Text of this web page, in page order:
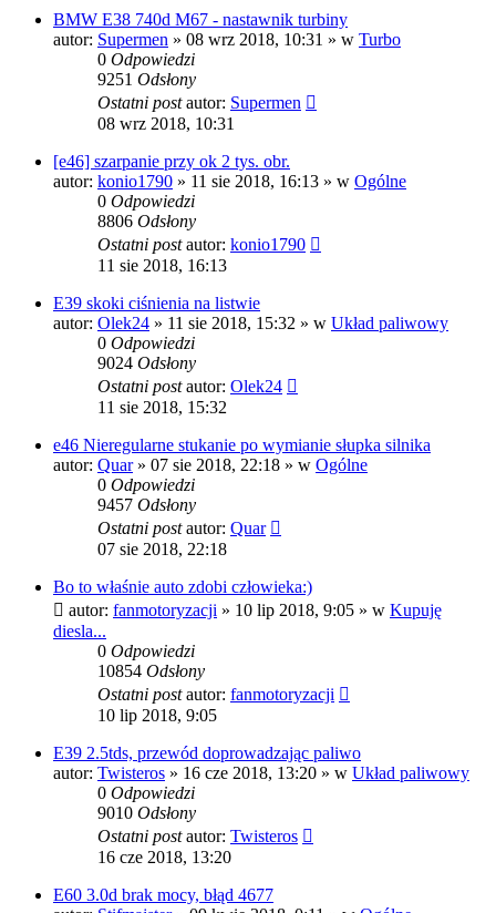
BMW E38 740d M67 - nastawnik turbiny
autor: Supermen » 08 wrz 2018, 10:31 » w Turbo
0 Odpowiedzi
9251 Odsłony
Ostatni postautor: Supermen
08 wrz 2018, 10:31
[e46] szarpanie przy ok 2 tys. obr.
autor: konio1790 » 11 sie 2018, 16:13 » w Ogólne
0 Odpowiedzi
8806 Odsłony
Ostatni postautor: konio1790
11 sie 2018, 16:13
E39 skoki ciśnienia na listwie
autor: Olek24 » 11 sie 2018, 15:32 » w Układ paliwowy
0 Odpowiedzi
9024 Odsłony
Ostatni postautor: Olek24
11 sie 2018, 15:32
e46 Nieregularne stukanie po wymianie słupka silnika
autor: Quar» 07 sie 2018, 22:18 » w Ogólne
0 Odpowiedzi
9457 Odsłony
Ostatni postautor: Quar
07 sie 2018, 22:18
Bo to właśnie auto zdobi człowieka:)
autor: fanmotoryzacji » 10 lip 2018, 9:05 » w Kupuję
diesla...
0 Odpowiedzi
10854 Odsłony
Ostatni postautor: fanmotoryzacji
10 lip 2018, 9:05
E39 2.5tds, przewód doprowadzając paliwo
autor: Twisteros » 16 cze 2018, 13:20 » w Układ paliwowy
0 Odpowiedzi
9010 Odsłony
Ostatni postautor: Twisteros
16 cze 2018, 13:20
E60 3.0d brak mocy, błąd 4677